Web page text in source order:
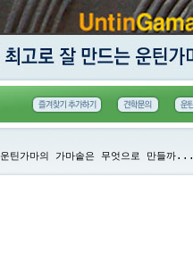
운틴가마의 가마솥은 무엇으로 만들까...